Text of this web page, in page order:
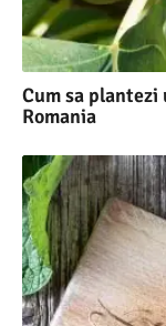
Cum sa plantezi
Romania